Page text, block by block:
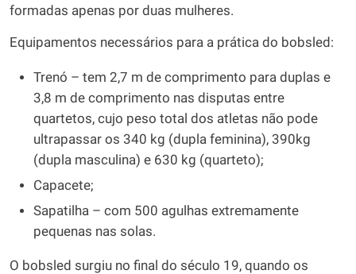
formadas apenas por duas mulheres.
Equipamentos necessários para a prática do bobsled:
Trenó – tem 2,7 m de comprimento para duplas e
3,8 m de comprimento nas disputas entre
quartetos, cujo peso total dos atletas não pode
ultrapassar os 340 kg (dupla feminina), 390kg
(dupla masculina) e 630 kg (quarteto);
Capacete;
Sapatilha – com 500 agulhas extremamente
pequenas nas solas.
O bobsled surgiu no final do século 19, quando os